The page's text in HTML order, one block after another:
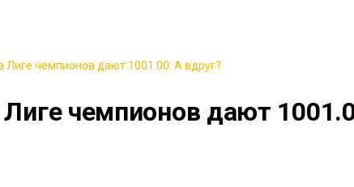
Лиге чемпионов дают 1001.00. А вдруг?
чемпионов дают